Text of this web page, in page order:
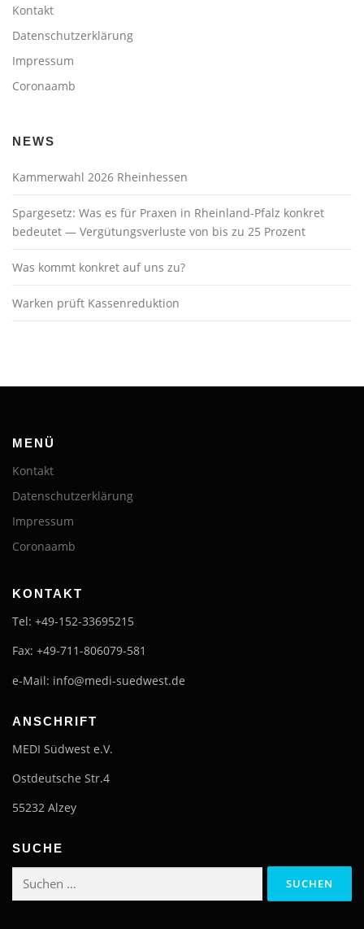
Kontakt
Datenschutzerklärung
Impressum
Coronaamb
NEWS
Kammerwahl 2026 Rheinhessen
Spargesetz: Was es für Praxen in Rheinland-Pfalz konkret
bedeutet — Vergütungsverluste von bis zu 25 Prozent
Was kommt konkret auf uns zu?
Warken prüft Kassenreduktion
MENÜ
Kontakt
Datenschutzerklärung
Impressum
Coronaamb
KONTAKT
Tel: +49-152-33695215
Fax: +49-711-806079-581
e-Mail: info@medi-suedwest.de
ANSCHRIFT
MEDI Südwest e.V.
Ostdeutsche Str.4
55232 Alzey
SUCHE
Suchen